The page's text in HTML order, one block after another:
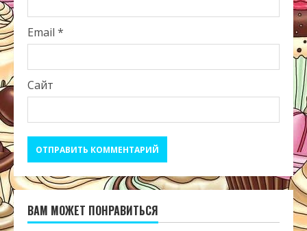
Email *
Сайт
ВАМ МОЖЕТ ПОНРАВИТЬСЯ